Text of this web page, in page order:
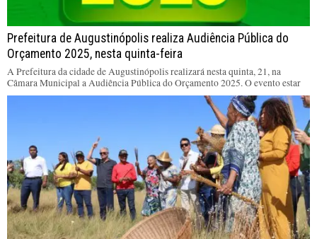
Prefeitura de Augustinópolis realiza Audiência Pública do
Orçamento 2025, nesta quinta-feira
A Prefeitura da cidade de Augustinópolis realizará nesta quinta, 21, na
Câmara Municipal a Audiência Pública do Orçamento 2025. O evento estar